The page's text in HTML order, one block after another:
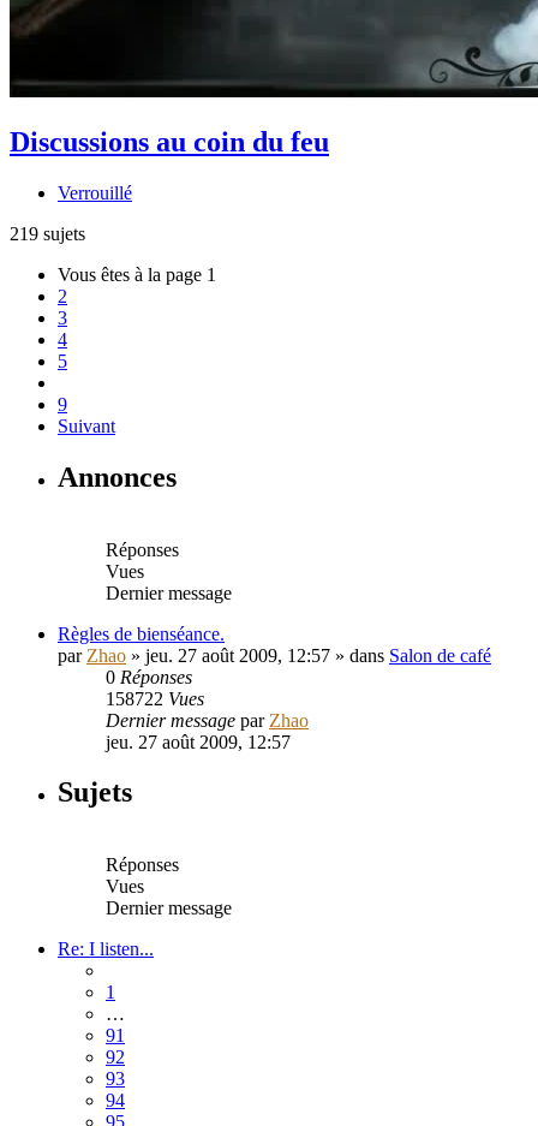
Discussions au coin du feu
Verrouillé
219 sujets
Vous êtes à la page 1
2
3
4
5
9
Suivant
Annonces
Réponses
Vues
Dernier message
Règles de bienséance.
par Zhao » jeu. 27 août 2009, 12:57 » dans Salon de café
0 Réponses
158722 Vues
Dernier message par Zhao
jeu. 27 août 2009, 12:57
Sujets
Réponses
Vues
Dernier message
Re: I listen...
1
…
91
92
93
94